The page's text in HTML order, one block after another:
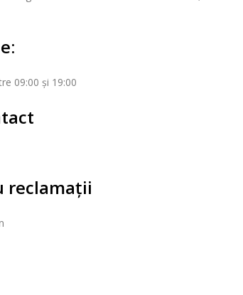
09:00 și 19:00
reclamații